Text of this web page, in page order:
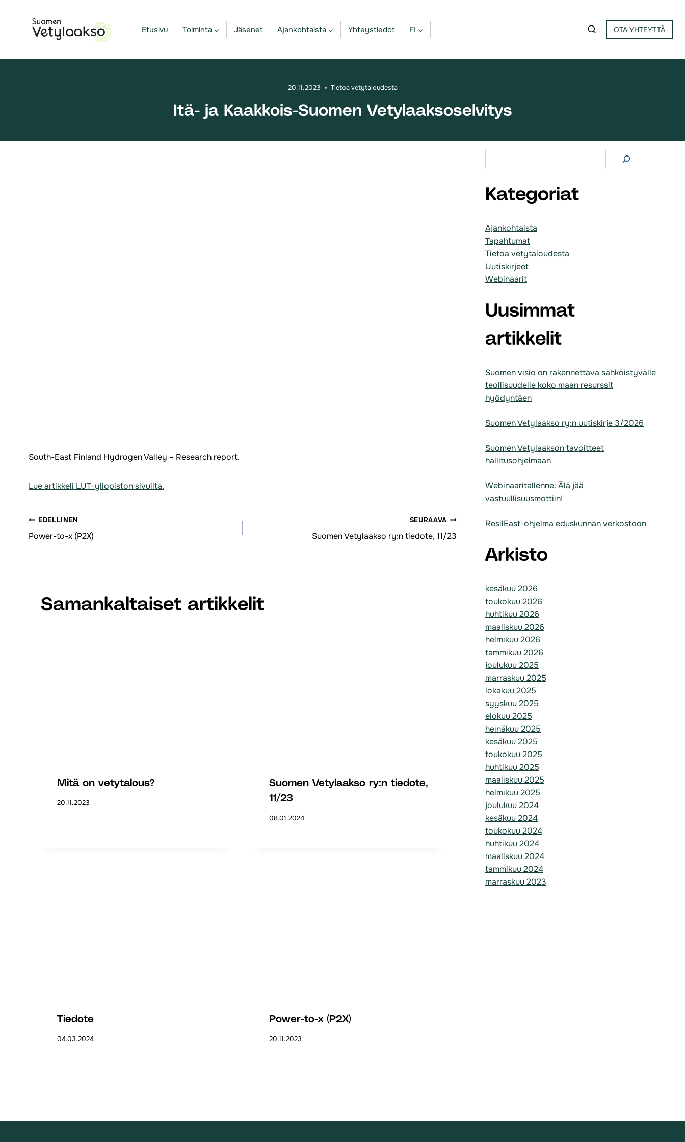
sisältöön
Etusivu Toiminta Jäsenet Ajankohtaista Yhteystiedot FI OTA YHTEYTTÄ
20.11.2023 Tietoa vetytaloudesta
Itä- ja Kaakkois-Suomen Vetylaaksoselvitys
South-East Finland Hydrogen Valley – Research report.
Lue artikkeli LUT-yliopiston sivuilta.
Artikkelien
EDELLINEN
Power-to-x (P2X)
SEURAAVA
Suomen Vetylaakso ry:n tiedote, 11/23
Samankaltaiset artikkelit
Mitä on vetytalous?
20.11.2023
Suomen Vetylaakso ry:n tiedote,
11/23
08.01.2024
Tiedote
04.03.2024
Power-to-x (P2X)
20.11.2023
Kategoriat
Ajankohtaista
Tapahtumat
Tietoa vetytaloudesta
Uutiskirjeet
Webinaarit
Uusimmat
artikkelit
Suomen visio on rakennettava sähköistyvälle
teollisuudelle koko maan resurssit
hyödyntäen
Suomen Vetylaakso ry:n uutiskirje 3/2026
Suomen Vetylaakson tavoitteet
hallitusohjelmaan
Webinaaritallenne: Älä jää
vastuullisuusmottiin!
ResilEast-ohjelma eduskunnan verkostoon
Arkisto
kesäkuu 2026
toukokuu 2026
huhtikuu 2026
maaliskuu 2026
helmikuu 2026
tammikuu 2026
joulukuu 2025
marraskuu 2025
lokakuu 2025
syyskuu 2025
elokuu 2025
heinäkuu 2025
kesäkuu 2025
toukokuu 2025
huhtikuu 2025
maaliskuu 2025
helmikuu 2025
joulukuu 2024
kesäkuu 2024
toukokuu 2024
huhtikuu 2024
maaliskuu 2024
tammikuu 2024
marraskuu 2023